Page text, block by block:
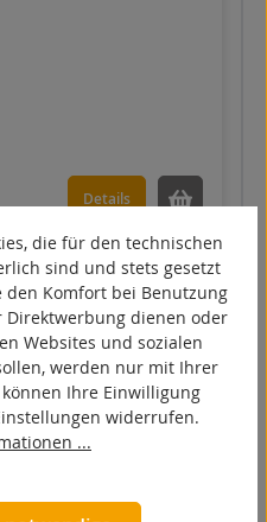
Details
die für den technischen
sind und stets gesetzt
den Komfort bei Benutzung
Direktwerbung dienen oder
Websites und sozialen
werden nur mit Ihrer
Ihre Einwilligung
widerrufen.
...